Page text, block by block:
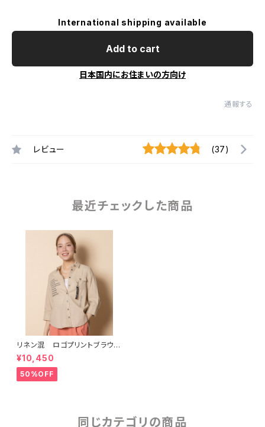
International shipping available
Add to cart
日本国内にお住まいの方向け
通報する
レビュー (37)
最近チェックした商品
リネン混 ロゴプリントブラウス
【8264110】
¥10,450
50%OFF
同じカテゴリの商品